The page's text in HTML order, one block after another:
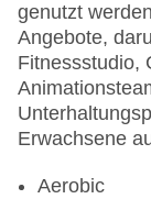
genutzt
Angebote,
Fitnessstudio,
Erwachsene
Aerobic